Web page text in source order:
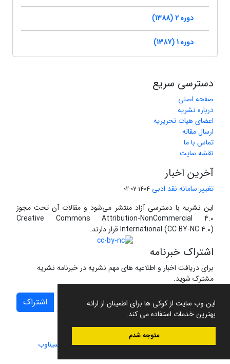
این وب سایت از کوکی ها برای اطمینان از ارائه
بهترین خدمات استفاده می کند.
متوجه شدم
دوره 2 (1388)
دوره 1 (1387)
دسترسی سریع
صفحه اصلی
درباره نشریه
اعضای هیات تحریریه
ارسال مقاله
تماس با ما
نقشه سایت
آخرین اخبار
تغییر سامانه نقد ادبی 1404-07-02
این نشریه با دسترسی آزاد منتشر می‌شود و مقالات آن تحت مجوز
Creative Commons Attribution-NonCommercial 4.0
International (CC BY-NC 4.0) قرار دارند.
اشتراک خبرنامه
برای دریافت اخبار و اطلاعیه های مهم نشریه در خبرنامه نشریه
مشترک شوید.
اشتراک
سامانه مدیریت نشریات علمی.طراحی و پیاده سازی از سیناوب